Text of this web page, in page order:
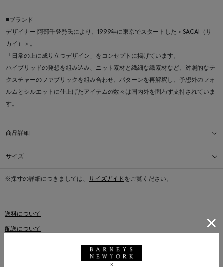
■ブランド
デザイナー 阿部千登勢氏により、1999年に東京でスタートした＜SACAI（サ
カイ）＞。
「日常の上に成り立つデザイン」をコンセプトに掲げています。
ハイブリッドの発想を組み込み、ニット素材と繊細な織素材など、対照的なテ
クスチャーのファブリックを組み合わせ、パターンを再解釈し、予想外のフォ
ルムとシルエットに仕上げたアイテムの数々は国内外を問わず支持されていま
す。
商品詳細
サイズ
※採寸の詳細につきましては、 サイズガイドをご覧ください。
送料について
配送について